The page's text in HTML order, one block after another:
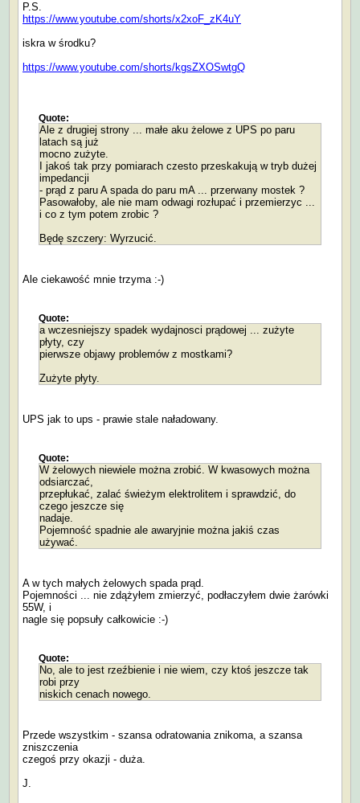
P.S.
https://www.youtube.com/shorts/x2xoF_zK4uY
iskra w środku?
https://www.youtube.com/shorts/kgsZXOSwtgQ
Quote:
Ale z drugiej strony ... małe aku żelowe z UPS po paru
latach są już
mocno zużyte.
I jakoś tak przy pomiarach czesto przeskakują w tryb dużej
impedancji
- prąd z paru A spada do paru mA ... przerwany mostek ?
Pasowałoby, ale nie mam odwagi rozłupać i przemierzyc ...
i co z tym potem zrobic ?
Będę szczery: Wyrzucić.
Ale ciekawość mnie trzyma :-)
Quote:
a wczesniejszy spadek wydajnosci prądowej ... zużyte
płyty, czy
pierwsze objawy problemów z mostkami?
Zużyte płyty.
UPS jak to ups - prawie stale naładowany.
Quote:
W żelowych niewiele można zrobić. W kwasowych można
odsiarczać,
przepłukać, zalać świeżym elektrolitem i sprawdzić, do
czego jeszcze się
nadaje.
Pojemność spadnie ale awaryjnie można jakiś czas
używać.
A w tych małych żelowych spada prąd.
Pojemności ... nie zdążyłem zmierzyć, podłaczyłem dwie żarówki
55W, i
nagle się popsuły całkowicie :-)
Quote:
No, ale to jest rzeźbienie i nie wiem, czy ktoś jeszcze tak
robi przy
niskich cenach nowego.
Przede wszystkim - szansa odratowania znikoma, a szansa
zniszczenia
czegoś przy okazji - duża.
J.